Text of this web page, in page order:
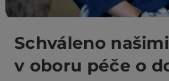
Schváleno
v oboru péče o